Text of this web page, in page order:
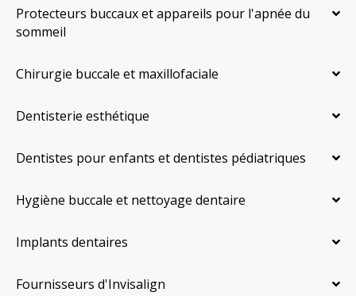
Protecteurs buccaux et appareils pour l'apnée du
sommeil
Chirurgie buccale et maxillofaciale
Dentisterie esthétique
Dentistes pour enfants et dentistes pédiatriques
Hygiène buccale et nettoyage dentaire
Implants dentaires
Fournisseurs d'Invisalign